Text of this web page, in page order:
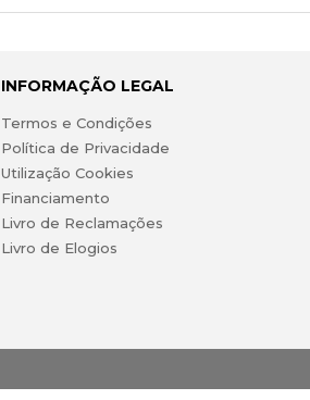
INFORMAÇÃO LEGAL
Termos e Condições
Política de Privacidade
Utilização Cookies
Financiamento
Livro de Reclamações
Livro de Elogios